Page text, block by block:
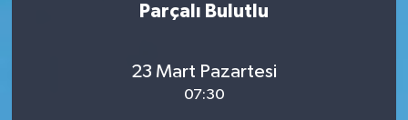
Parçalı Bulutlu
23 Mart Pazartesi
07:30